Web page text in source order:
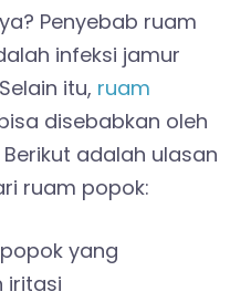
Penyebab ruam
infeksi jamur
itu, ruam
disebabkan oleh
adalah ulasan
ruam popok:
yang
iritasi